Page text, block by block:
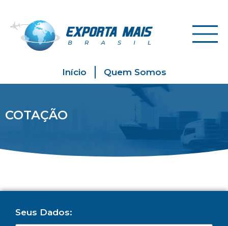
Início Quem Somos
COTAÇÃO
Seus Dados: